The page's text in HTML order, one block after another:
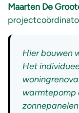
Maarten De
Hier bouwen
Het
warmtepomp